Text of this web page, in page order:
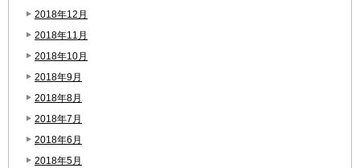
2018年12月
2018年11月
2018年10月
2018年9月
2018年8月
2018年7月
2018年6月
2018年5月